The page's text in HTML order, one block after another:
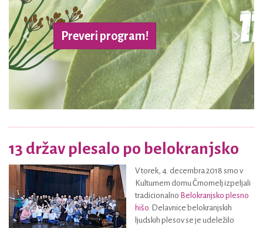
Preveri program!
13 držav plesalo po belokranjsko
V torek, 4. decembra 2018 smo v
Kulturnem domu Črnomelj izpeljali
tradicionalno Belokranjsko plesno
hišo. Delavnice belokranjskih
ljudskih plesov se je udeležilo